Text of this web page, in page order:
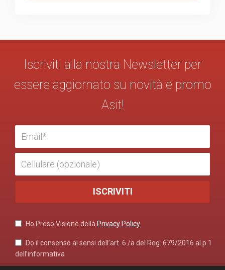
Iscriviti alla nostra Newsletter per
essere aggiornato su novità e promo
Asit!
Ho Preso Visione della Privacy Policy
Do il consenso ai sensi dell’art. 6 /a del Reg. 679/2016 al p.1
dell’informativa